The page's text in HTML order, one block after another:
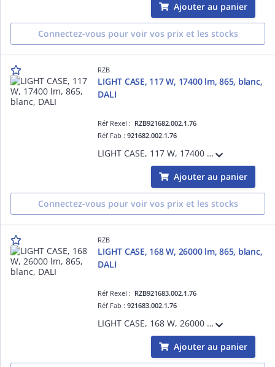
Ajouter au panier
Connectez-vous pour voir vos prix et les stocks
RZB
LIGHT CASE, 117 W, 17400 lm, 865, blanc,
DALI
Réf Rexel : RZB921682.002.1.76
Réf Fab :921682.002.1.76
LIGHT CASE, 117 W, 17400 lm, 865, blanc, DALI, Projecteurs pour halls, L 406 B 397 H 110, 82°/82°
Ajouter au panier
Connectez-vous pour voir vos prix et les stocks
RZB
LIGHT CASE, 168 W, 26000 lm, 865, blanc,
DALI
Réf Rexel : RZB921683.002.1.76
Réf Fab :921683.002.1.76
LIGHT CASE, 168 W, 26000 lm, 865, blanc, DALI, Projecteurs pour halls, L 544 B 397 H 110, 32°/22°
Ajouter au panier